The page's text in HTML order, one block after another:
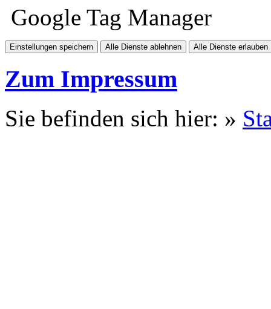
Google Tag Manager
Einstellungen speichern Alle Dienste ablehnen Alle Dienste erlauben
Zum Impressum
Sie befinden sich hier: »